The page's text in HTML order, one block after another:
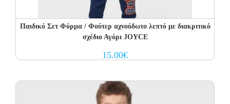
Παιδικό Σετ Φόρμα / Φούτερ αχνούδωτο λεπτό με διακριτικό
σχέδιο Αγόρι JOYCE
15.00€